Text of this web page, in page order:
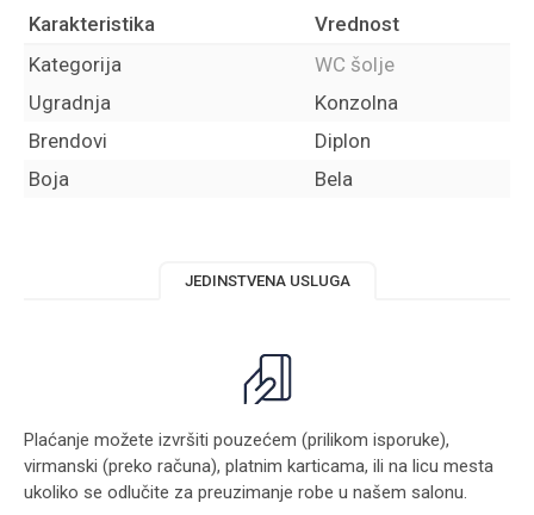
Karakteristika
Vrednost
Kategorija
WC šolje
Ugradnja
Konzolna
Brendovi
Diplon
Boja
Bela
JEDINSTVENA USLUGA
Plaćanje možete izvršiti pouzećem (prilikom isporuke),
virmanski (preko računa), platnim karticama, ili na licu mesta
ukoliko se odlučite za preuzimanje robe u našem salonu.